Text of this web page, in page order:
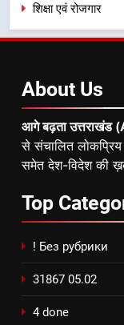
शिक्षा एवं रोजगार
About Us
आगे बढ़ता
से संचालित
समेत देश-विदेश की
Top
! Без рубрики
31867 05.02
4 done